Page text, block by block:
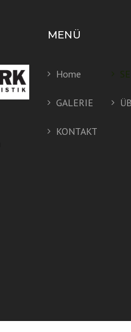
MENÜ
Home
GALERIE
KONTAKT